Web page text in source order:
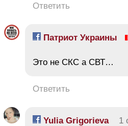
Ответить
Патриот Украины
Это не СКС а СВТ…
Ответить
Yulia Grigorieva 1